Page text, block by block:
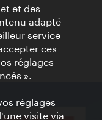
et des
adapté
service
ces
réglages
».
réglages
visite via